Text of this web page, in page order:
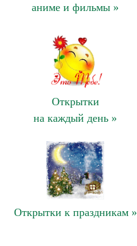
аниме и фильмы »
Открытки
на каждый день »
Открытки к праздникам »